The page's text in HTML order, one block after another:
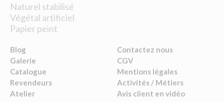
Naturel stabilisé
Végétal artificiel
Papier peint
Blog
Galerie
Catalogue
Revendeurs
Atelier
Contactez nous
CGV
Mentions légales
Activités / Métiers
Avis client en vidéo